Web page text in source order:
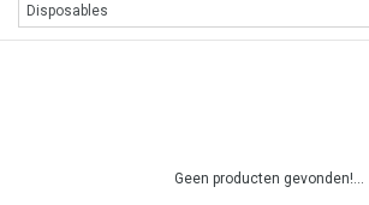
Geen producten gevonden!...